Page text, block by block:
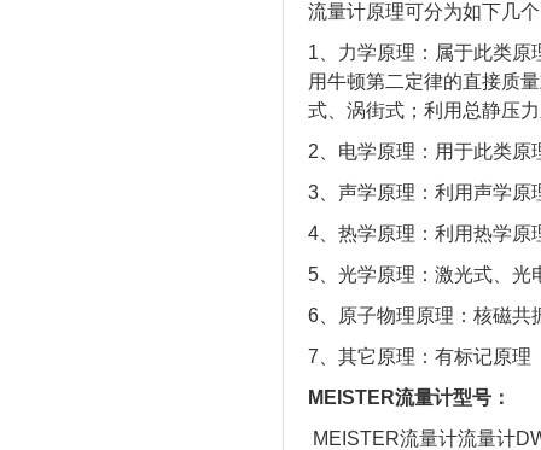
流量计原理可分为如下几
1、力学原理：属于此类原
用牛顿第二定律的直接质
式、涡街式；利用总静压
2、电学原理：用于此类原
3、声学原理：利用声学原
4、热学原理：利用热学原
5、光学原理：激光式、光
6、原子物理原理：核磁共
7、其它原理：有标记原理
MEISTER流量计型号：
MEISTER流量计流量计